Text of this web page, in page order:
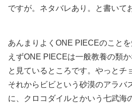
ですが。ネタバレあり。と書いて
あんまりよくONE PIECEのこと
えずONE PIECEは一般教養の類
と見ているところです。やっとチ
それからビビという砂漠のアラバ
に、クロコダイルとかいう七武海